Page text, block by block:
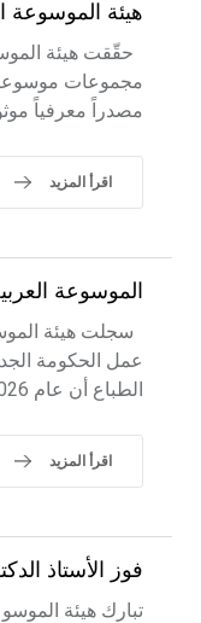
هيئة الموسوعة
حقّقت هيئة
مجموعات موسوعية
مصدراً معرفياً
اقرأ المزيد
الموسوعة
سجلت هيئة
عمل الحكومة
الطباع أن عام 2026 شكّل نقطة انطلاق فعلية لأربع موسوعات...
اقرأ المزيد
فوز الأستاذ
تبارك هيئة